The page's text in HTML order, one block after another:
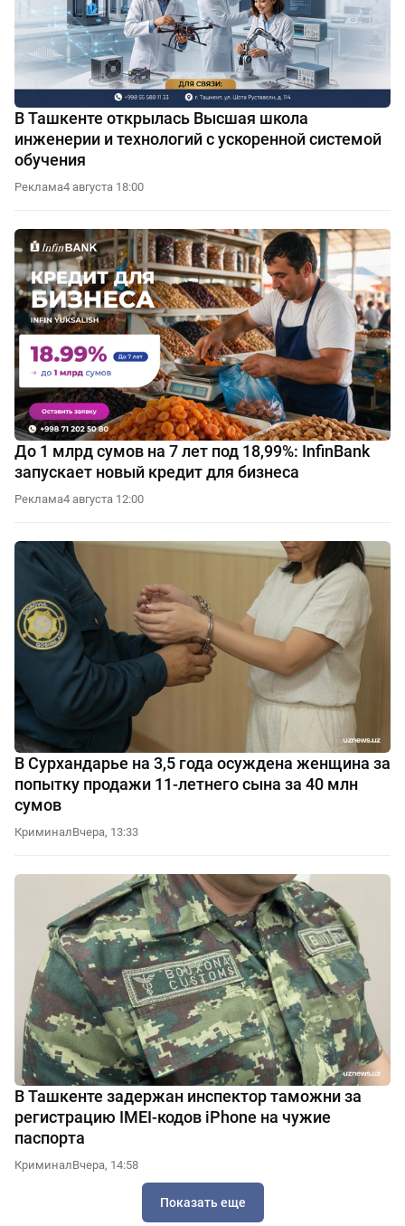
В Ташкенте открылась Высшая школа
инженерии и технологий с ускоренной системой
обучения
Реклама4 августа 18:00
До 1 млрд сумов на 7 лет под 18,99%: InfinBank
запускает новый кредит для бизнеса
Реклама4 августа 12:00
В Сурхандарье на 3,5 года осуждена женщина за
попытку продажи 11-летнего сына за 40 млн
сумов
КриминалВчера, 13:33
В Ташкенте задержан инспектор таможни за
регистрацию IMEI-кодов iPhone на чужие
паспорта
КриминалВчера, 14:58
Показать еще